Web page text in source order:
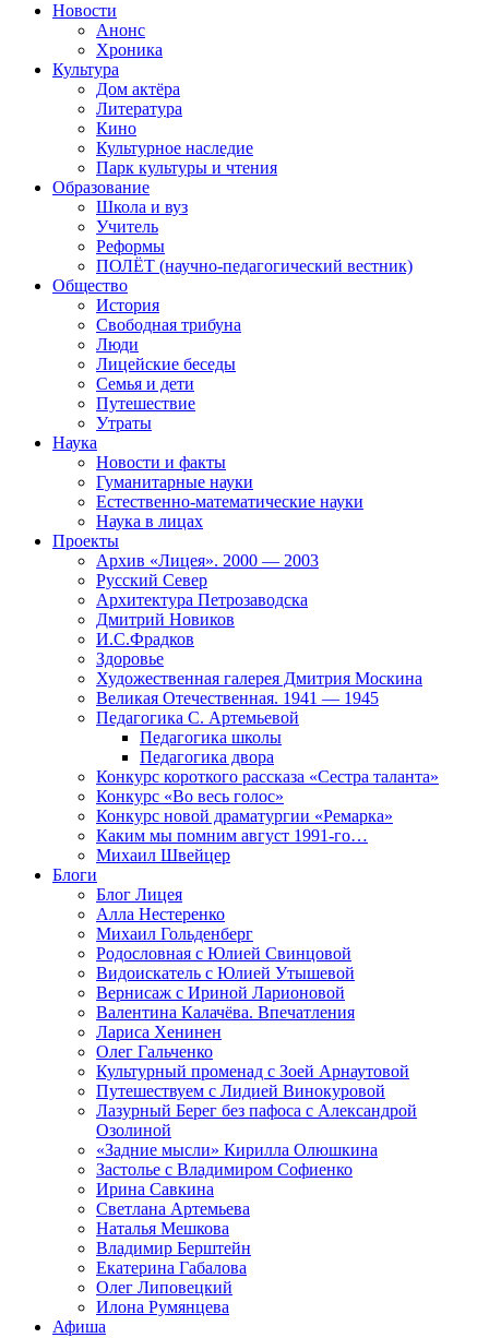
Новости
Анонс
Хроника
Культура
Дом актёра
Литература
Кино
Культурное наследие
Парк культуры и чтения
Образование
Школа и вуз
Учитель
Реформы
ПОЛЁТ (научно-педагогический вестник)
Общество
История
Свободная трибуна
Люди
Лицейские беседы
Семья и дети
Путешествие
Утраты
Наука
Новости и факты
Гуманитарные науки
Естественно-математические науки
Наука в лицах
Проекты
Архив «Лицея». 2000 — 2003
Русский Север
Архитектура Петрозаводска
Дмитрий Новиков
И.С.Фрадков
Здоровье
Художественная галерея Дмитрия Москина
Великая Отечественная. 1941 — 1945
Педагогика С. Артемьевой
Педагогика школы
Педагогика двора
Конкурс короткого рассказа «Сестра таланта»
Конкурс «Во весь голос»
Конкурс новой драматургии «Ремарка»
Каким мы помним август 1991-го…
Михаил Швейцер
Блоги
Блог Лицея
Алла Нестеренко
Михаил Гольденберг
Родословная с Юлией Свинцовой
Видоискатель с Юлией Утышевой
Вернисаж с Ириной Ларионовой
Валентина Калачёва. Впечатления
Лариса Хенинен
Олег Гальченко
Культурный променад с Зоей Арнаутовой
Путешествуем с Лидией Винокуровой
Лазурный Берег без пафоса с Александрой
Озолиной
«Задние мысли» Кирилла Олюшкина
Застолье с Владимиром Софиенко
Ирина Савкина
Светлана Артемьева
Наталья Мешкова
Владимир Берштейн
Екатерина Габалова
Олег Липовецкий
Илона Румянцева
Афиша